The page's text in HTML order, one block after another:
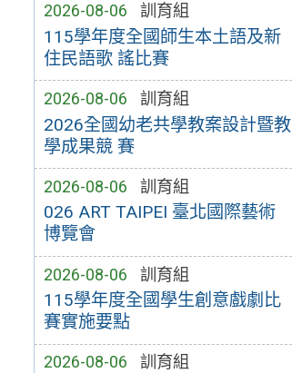
2026-08-06 訓育組
115學年度全國師生本土語及新
住民語歌 謠比賽
2026-08-06 訓育組
2026全國幼老共學教案設計暨教
學成果競 賽
2026-08-06 訓育組
026 ART TAIPEI 臺北國際藝術
博覽會
2026-08-06 訓育組
115學年度全國學生創意戲劇比
賽實施要點
2026-08-06 訓育組